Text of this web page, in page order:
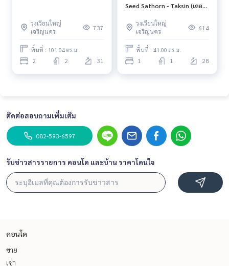
วงเวียนใหญ่
เจริญนคร
737
พื้นที่ : 101.04 ตร.ม.
2 2 31
Seed Sathorn - Taksin (เดอะ
(ว่าง1กค2569)
วงเวียนใหญ่
เจริญนคร
614
พื้นที่ : 41.00 ตร.ม.
1 1 28
ติดต่อสอบถามเพิ่มเติม
082-593-6597
รับข่าวสารรายการ คอนโด และบ้าน ราคาโดนใจ
คอนโด
ขาย
เช่า